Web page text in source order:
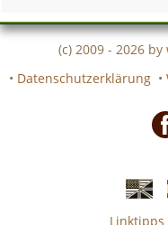
(c) 2009 - 2026 by
• Datenschutzerklärung •
Linktipps